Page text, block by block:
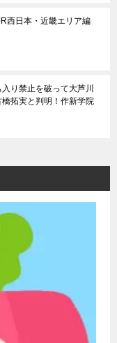
西日本・近畿エリア編
り禁止を破って大芦川
拓実と判明！作新学院